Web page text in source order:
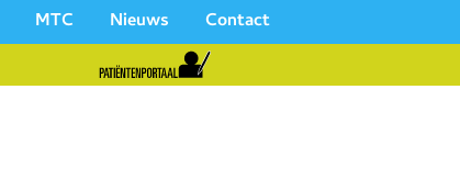
MTC Nieuws Contact